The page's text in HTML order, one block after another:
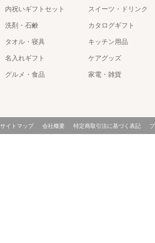
内祝いギフトセット
スイーツ・ドリンク
洗剤・石鹸
カタログギフト
タオル・寝具
キッチン用品
名入れギフト
ケアグッズ
グルメ・食品
家電・雑貨
サイトマップ 会社概要 特定商取引法に基づく表記